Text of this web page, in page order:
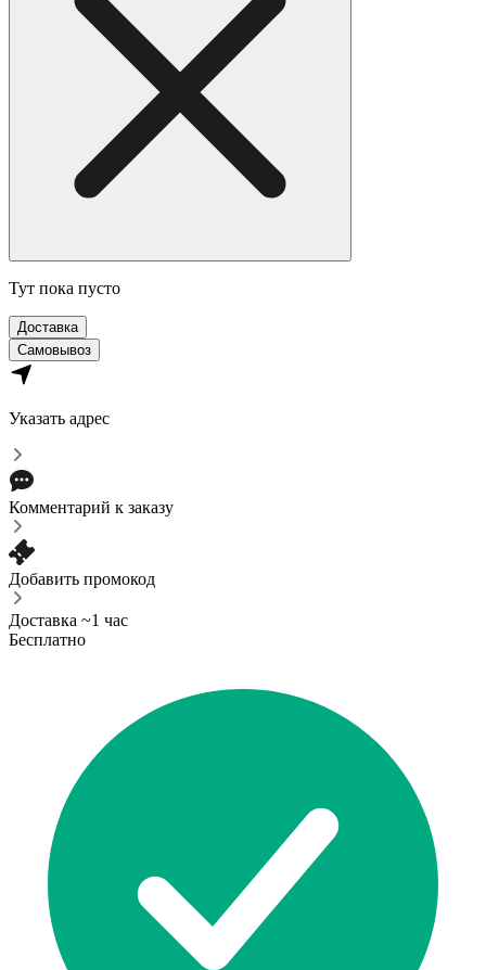
Тут пока пусто
Доставка
Самовывоз
Указать адрес
Комментарий к заказу
Добавить промокод
Доставка ~1 час
Бесплатно